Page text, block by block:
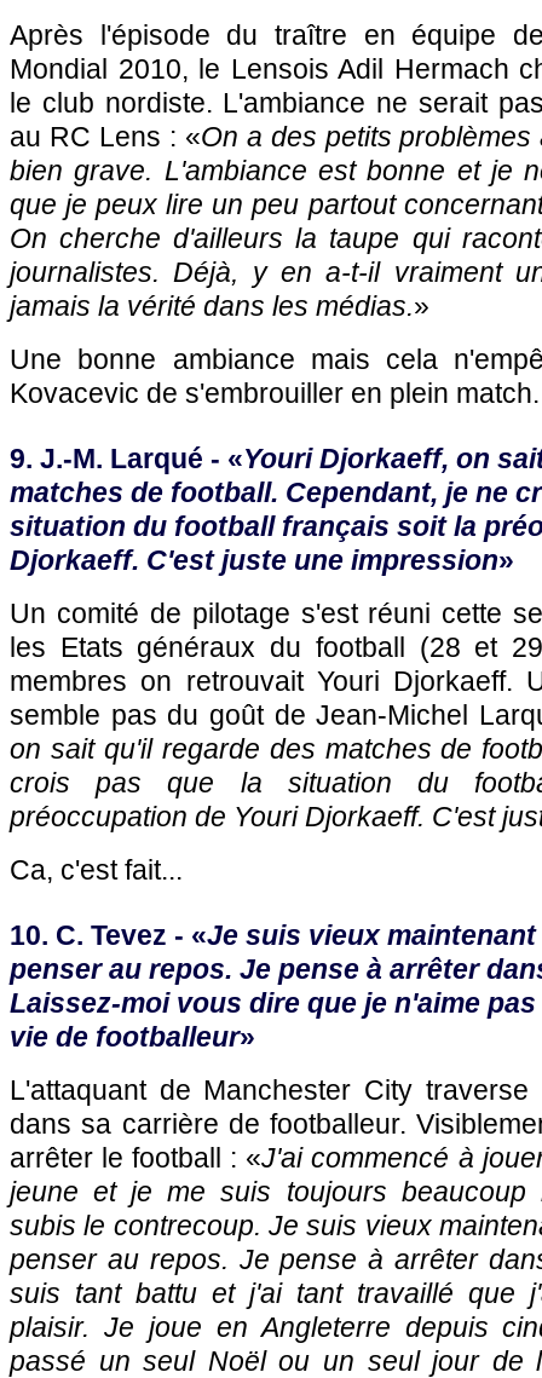
Après l'épisode du traître en équipe
Mondial 2010, le Lensois Adil Hermach
le club nordiste. L'ambiance ne serait
au RC Lens : «On a des petits
bien grave. L'ambiance est bonne et je
que je peux lire un peu partout
On cherche d'ailleurs la taupe qui
journalistes. Déjà, y en a-t-il vraiment
jamais la vérité dans les médias.»
Une bonne ambiance mais cela
Kovacevic de s'embrouiller en plein match.
9. J.-M. Larqué - «Youri Djorkaeff, on
matches de football. Cependant, je ne
situation du football français soit la
Djorkaeff. C'est juste une impression»
Un comité de pilotage s'est réuni cette
les Etats généraux du football (28 et
membres on retrouvait Youri Djorkaeff.
semble pas du goût de Jean-Michel
on sait qu'il regarde des matches de
crois pas que la situation du
préoccupation de Youri Djorkaeff. C'est
Ca, c'est fait...
10. C. Tevez - «Je suis vieux
penser au repos. Je pense à arrêter
Laissez-moi vous dire que je n'aime
vie de footballeur»
L'attaquant de Manchester City
dans sa carrière de footballeur.
arrêter le football : «J'ai commencé à
jeune et je me suis toujours beaucoup
subis le contrecoup. Je suis vieux
penser au repos. Je pense à arrêter
suis tant battu et j'ai tant travaillé que
plaisir. Je joue en Angleterre depuis
passé un seul Noël ou un seul jour de